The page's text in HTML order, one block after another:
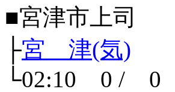
■宮津市上司
├宮 津(気)
└02:10 0 / 0